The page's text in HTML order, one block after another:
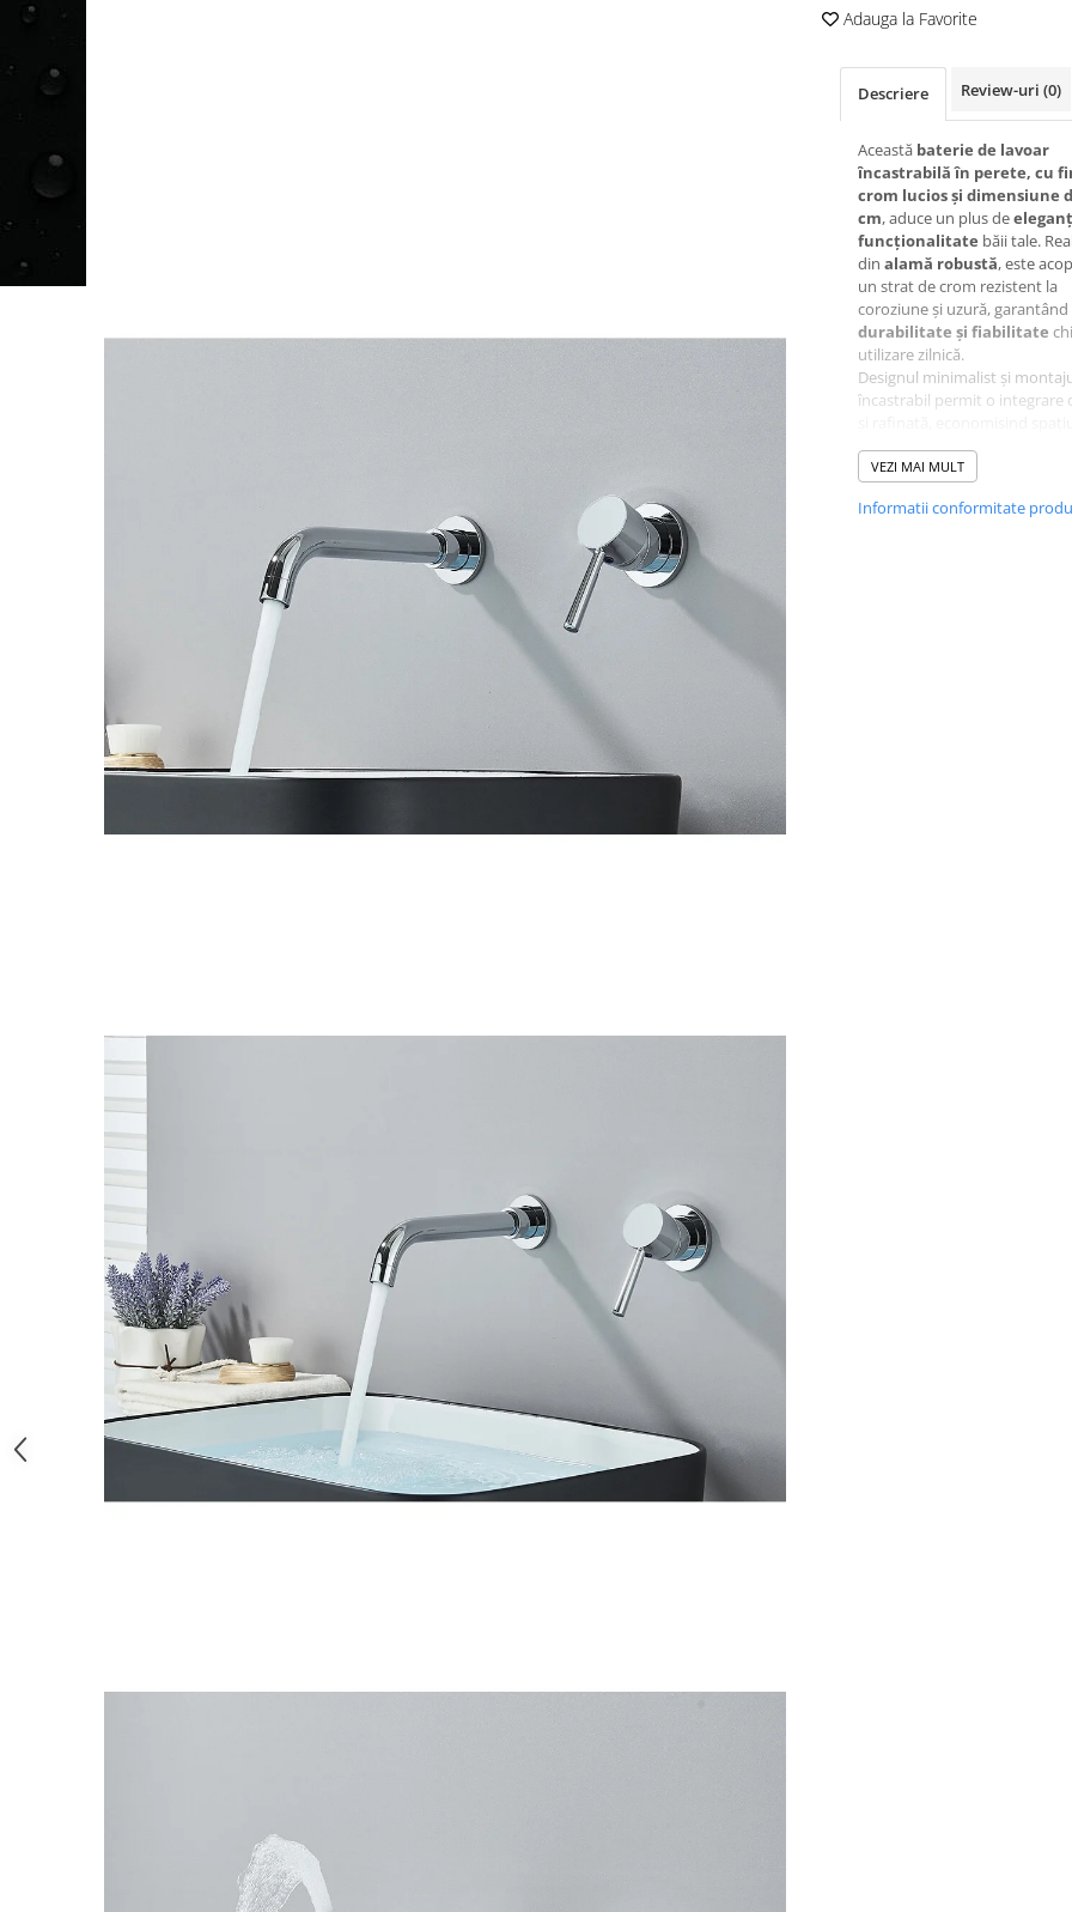
Adauga la Favorite
Descriere Review-uri (0)
Această baterie de lavoar
încastrabilă în perete, cu
crom lucios și dimensiune
cm, aduce un plus de
funcționalitate băii tale.
din alamă robustă, este
un strat de crom rezistent la
coroziune și uzură, garantând
durabilitate și fiabilitate
utilizare zilnică.
Designul minimalist și
încastrabil permit o integrare
adăugând un aspect modern
băii.Robinetul
debitului și al temperaturii
VEZI MAI MULT
Informatii conformitate